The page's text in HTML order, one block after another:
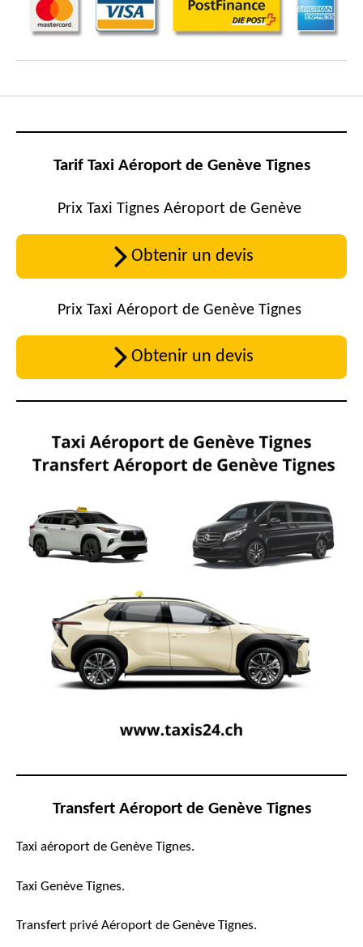
Tarif Taxi Aéroport de Genève Tignes
Prix Taxi Tignes Aéroport de Genève
Obtenir un devis
Prix Taxi Aéroport de Genève Tignes
Obtenir un devis
Transfert Aéroport de Genève Tignes
Taxi aéroport de Genève Tignes.
Taxi Genève Tignes.
Transfert privé Aéroport de Genève Tignes.